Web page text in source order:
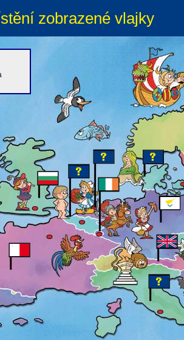
zobrazené vlajky